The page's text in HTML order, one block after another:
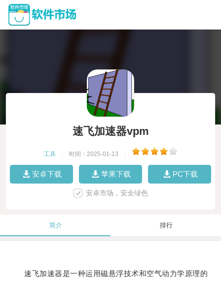
速飞加速器vpm
工具 时间：2025-01-13
安卓下载 苹果下载 PC下载
安卓市场，安全绿色
简介 排行
速飞加速器是一种运用磁悬浮技术和空气动力学原理的